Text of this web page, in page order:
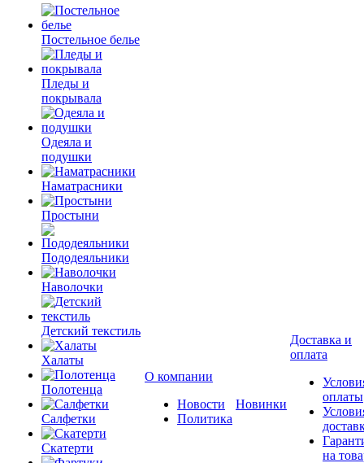
Постельное белье
Пледы и
покрывала
Одеяла и
подушки
Наматрасники
Простыни
Пододеяльники
Наволочки
Детский текстиль
Халаты
Полотенца
Салфетки
Скатерти
О компании
Новости
Политика
Новинки
Доставка и
оплата
оплаты
на